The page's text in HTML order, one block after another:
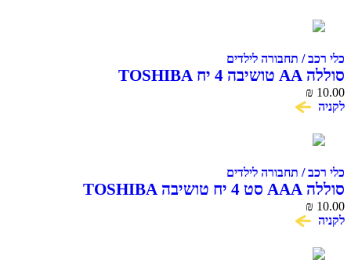
כלי רכב / תחבורה לילדים
סוללה AA טושיבה 4 יח TOSHIBA
₪ 10.00
לקניה
כלי רכב / תחבורה לילדים
סוללה AAA סט 4 יח טושיבה TOSHIBA
₪ 10.00
לקניה